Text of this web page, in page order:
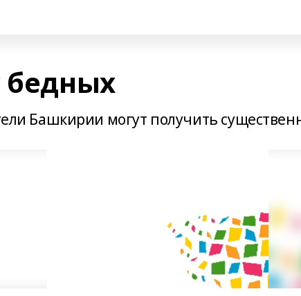
бедных
Башкирии могут получить